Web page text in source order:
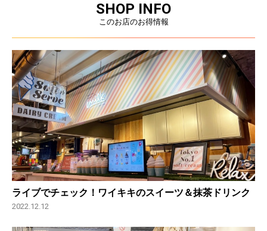
SHOP INFO
このお店のお得情報
ライブでチェック！ワイキキのスイーツ＆抹茶ドリンク
2022.12.12